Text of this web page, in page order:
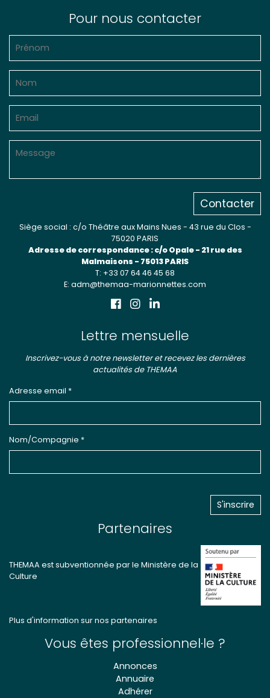
Pour nous contacter
Contacter
Siège social : c/o Théâtre aux Mains Nues - 43 rue du Clos -
75020 PARIS
Adresse de correspondance : c/o Opale - 21 rue des
Malmaisons - 75013 PARIS
T: +33 07 64 46 45 68
E: adm@themaa-marionnettes.com
Lettre mensuelle
Inscrivez-vous à notre newsletter et recevez les dernières
actualités de THEMAA
Adresse email *
Nom/Compagnie *
Partenaires
THEMAA est subventionnée par le Ministère de la
Culture
Plus d'information sur nos partenaires
Vous êtes professionnel·le ?
Annonces
Annuaire
Adhérer